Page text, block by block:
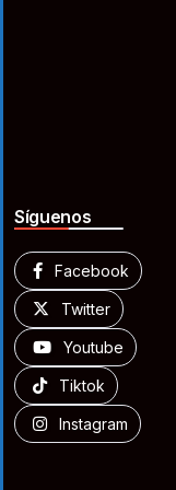
Síguenos
Facebook
Twitter
Youtube
Tiktok
Instagram